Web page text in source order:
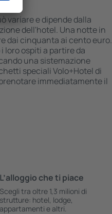
variare e dipende dalla
dell'hotel. Una notte in
dai cinquanta ai cento euro.
loro ospiti a partire da
una sistemazione
speciali Volo+Hotel di
immediatamente il
L’alloggio che ti piace
Scegli tra oltre 1,3 milioni di
strutture: hotel, lodge,
appartamenti e altri.